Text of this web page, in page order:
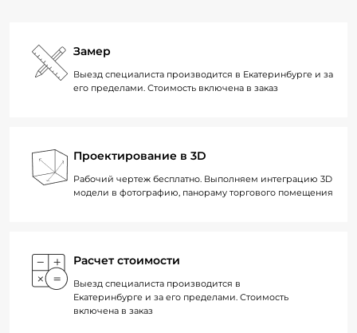
Замер
Выезд специалиста производится в Екатеринбурге и за
его пределами. Стоимость включена в заказ
Проектирование в 3D
Рабочий чертеж бесплатно. Выполняем интеграцию 3D
модели в фотографию, панораму торгового помещения
Расчет стоимости
Выезд специалиста производится в
Екатеринбурге и за его пределами. Стоимость
включена в заказ